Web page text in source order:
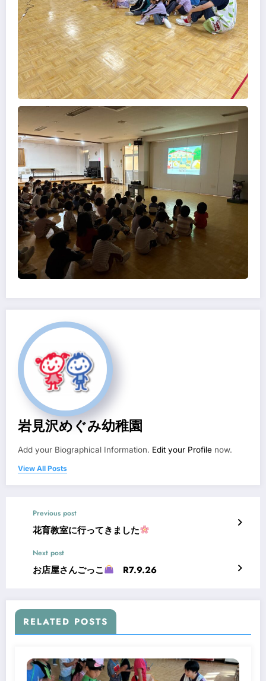
岩見沢めぐみ幼稚園
Add your Biographical Information. Edit your Profile now.
View All Posts
Previous post
花育教室に行ってきました
Next post
お店屋さんごっこ R7.9.26
RELATED POSTS